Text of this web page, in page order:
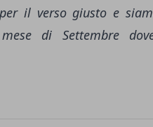
il verso giusto e
di Settembre